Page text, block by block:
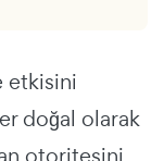
etkisini
doğal olarak